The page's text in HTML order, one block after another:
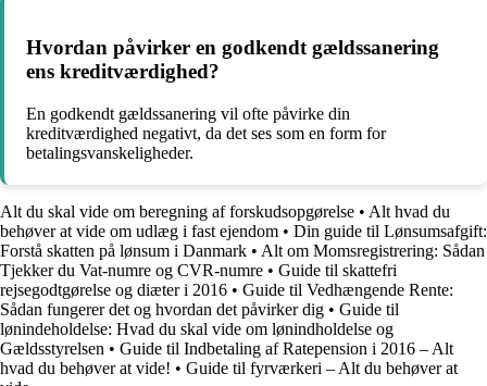
Hvordan påvirker en godkendt gældssanering
ens kreditværdighed?
En godkendt gældssanering vil ofte påvirke din
kreditværdighed negativt, da det ses som en form for
betalingsvanskeligheder.
Alt du skal vide om beregning af forskudsopgørelse • Alt hvad du
behøver at vide om udlæg i fast ejendom • Din guide til Lønsumsafgift:
Forstå skatten på lønsum i Danmark • Alt om Momsregistrering: Sådan
Tjekker du Vat-numre og CVR-numre • Guide til skattefri
rejsegodtgørelse og diæter i 2016 • Guide til Vedhængende Rente:
Sådan fungerer det og hvordan det påvirker dig • Guide til
lønindeholdelse: Hvad du skal vide om lønindholdelse og
Gældsstyrelsen • Guide til Indbetaling af Ratepension i 2016 – Alt
hvad du behøver at vide! • Guide til fyrværkeri – Alt du behøver at